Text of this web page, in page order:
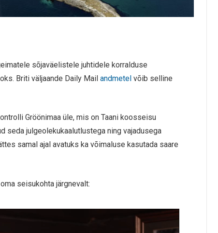
sõjaväelistele juhtidele korralduse
Briti väljaande Daily Mailandmetelvõib selline
Gröönimaa üle, mis on Taani koosseisu
seda julgeolekukaalutlustega ning vajadusega
samal ajal avatuks ka võimaluse kasutada saare
seisukohta järgnevalt: